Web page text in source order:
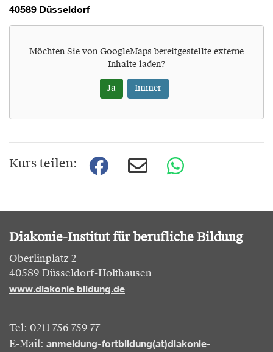
40589 Düsseldorf
Möchten Sie von GoogleMaps bereitgestellte externe
Inhalte laden?
Ja Immer
Kurs teilen:
Diakonie-Institut für berufliche Bildung
Oberlinplatz 2
40589 Düsseldorf-Holthausen
www.diakonie bildung.de
Tel: 0211 756 759 77
E-Mail: anmeldung-fortbildung(at)diakonie-